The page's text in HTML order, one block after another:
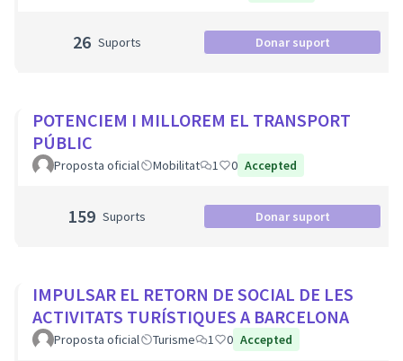
26 Suports Donar suport
POTENCIEM I MILLOREM EL TRANSPORT
PÚBLIC
Proposta oficial Mobilitat 1 0 Accepted
159 Suports Donar suport
IMPULSAR EL RETORN DE SOCIAL DE LES
ACTIVITATS TURÍSTIQUES A BARCELONA
Proposta oficial Turisme 1 0 Accepted